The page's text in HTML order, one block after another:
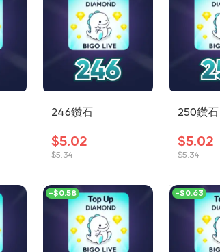
246鑽石
$5.02
$5.34
250鑽石
$5.02
$5.34
-$0.58 -$0.63